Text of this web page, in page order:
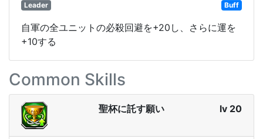
Leader Buff
自軍の全ユニットの必殺回避を+20し、さらに運を
+10する
Common Skills
聖杯に託す願い lv 20